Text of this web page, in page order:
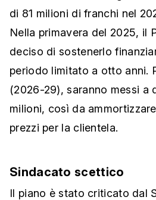
di 81 milioni di franchi nel
Nella primavera del 2025, il
deciso di sostenerlo
periodo limitato a otto anni.
(2026-29), saranno messi a
milioni, così da
prezzi per la clientela.
Sindacato scettico
Il piano è stato criticato dal